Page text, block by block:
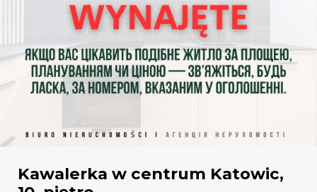
Kawalerka w centrum Katowic,